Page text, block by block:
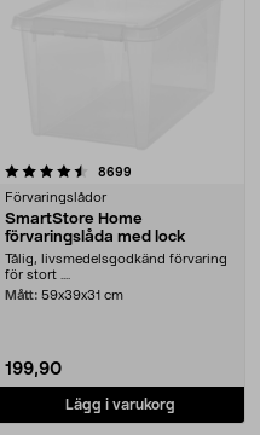
8699
Förvaringslådor
SmartStore Home
förvaringslåda med lock
Tålig, livsmedelsgodkänd förvaring
för stort ....
Mått: 59x39x31 cm
199,90
Lägg i varukorg